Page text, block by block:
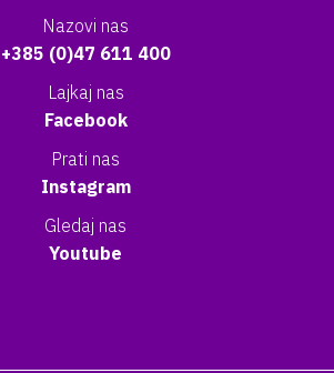
Nazovi nas
+385 (0)47 611 400
Lajkaj nas
Facebook
Prati nas
Instagram
Gledaj nas
Youtube